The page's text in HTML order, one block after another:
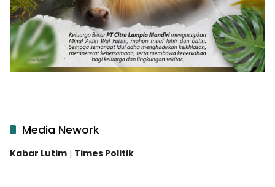
Media Nework
Kabar Lutim | Times Politik